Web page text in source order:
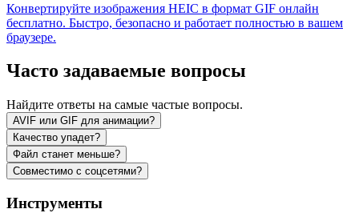
Конвертируйте изображения HEIC в формат GIF онлайн
бесплатно. Быстро, безопасно и работает полностью в вашем
браузере.
Часто задаваемые вопросы
Найдите ответы на самые частые вопросы.
AVIF или GIF для анимации?
Качество упадет?
Файл станет меньше?
Совместимо с соцсетями?
Инструменты